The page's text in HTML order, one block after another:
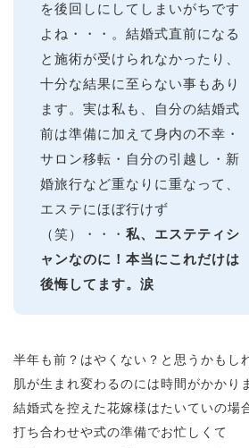
を後回しにしてしまいがちです
よね・・・。結婚式直前になる
と施術が受けられなかったり、
十分な結果に至らない事もあり
ます。実は私も、自分の結婚式
前は準備に加えて身内の不幸・
サロン移転・自分の引越し・新
婚旅行など重なりに重なって、
エステにほぼ行けず
（笑）・・・ 私、エステティシ
ャンなのに！本当にこれだけは
後悔してます。涙
半年も前？はやくない？と思うかもし
肌が生まれ変わるのには時間がかかり
結婚式を控えた花嫁様はたいていの場
打ち合わせや式の準備でお忙しくて